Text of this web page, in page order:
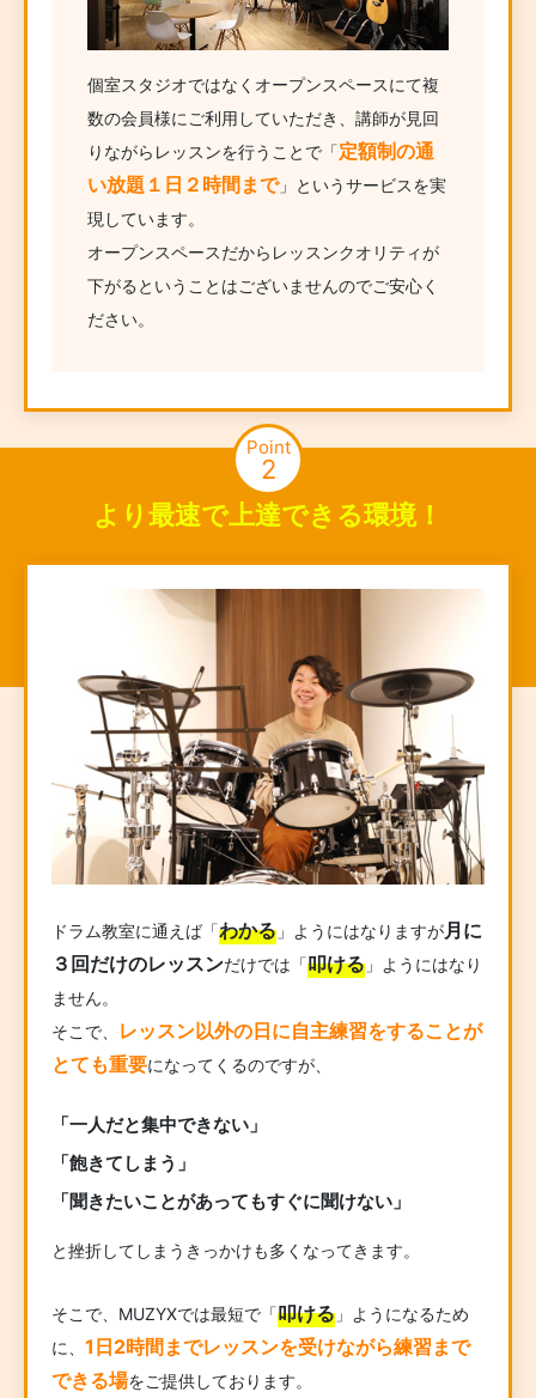
個室スタジオではなくオープンスペースにて複
数の会員様にご利用していただき、講師が見回
りながらレッスンを行うことで「定額制の通
い放題１日２時間まで」というサービスを実
現しています。
オープンスペースだからレッスンクオリティが
下がるということはございませんのでご安心く
ださい。
Point
2
より最速で上達できる環境！
ドラム教室に通えば「わかる」ようにはなりますが月に
３回だけのレッスンだけでは「叩ける」ようにはなり
ません。
そこで、
レッスン以外の日に自主練習をすることが
とても重要になってくるのですが、
「一人だと集中できない」
「飽きてしまう」
「聞きたいことがあってもすぐに聞けない」
と挫折してしまうきっかけも多くなってきます。
そこで、MUZYXでは最短で「叩ける」ようになるため
に、 1日2時間までレッスンを受けながら練習まで
できる場をご提供しております。